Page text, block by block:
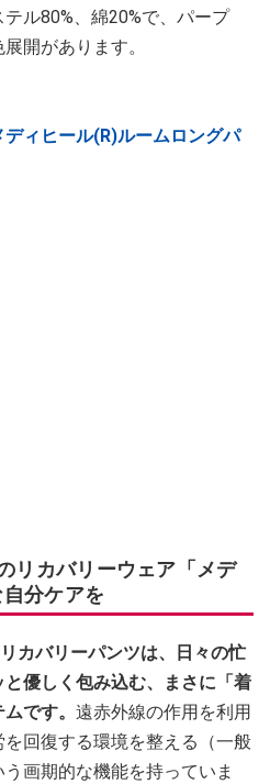
ル80%、綿20%で、パープ
開があります。
ィヒール(R)ルームロングパ
リカバリーウェア「メデ
分ケアを
カバリーパンツは、日々の忙
優しく包み込む、まさに「着
です。 遠赤外線の作用を利用
回復する環境を整える（一般
画期的な機能を持っていま